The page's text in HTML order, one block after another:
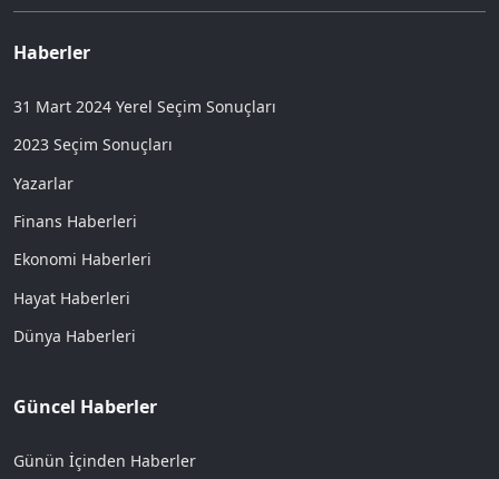
Haberler
31 Mart 2024 Yerel Seçim Sonuçları
2023 Seçim Sonuçları
Yazarlar
Finans Haberleri
Ekonomi Haberleri
Hayat Haberleri
Dünya Haberleri
Güncel Haberler
Günün İçinden Haberler